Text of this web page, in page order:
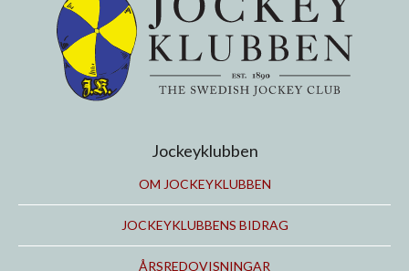
Jockeyklubben
OM JOCKEYKLUBBEN
JOCKEYKLUBBENS BIDRAG
ÅRSREDOVISNINGAR